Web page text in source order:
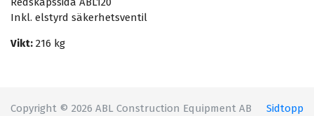
Inkl. elstyrd säkerhetsventil
Vikt: 216 kg
Sidtopp
Copyright © 2026 ABL Construction Equipment AB